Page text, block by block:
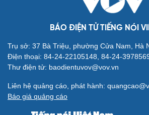
BÁO ĐIỆN TỬ TIẾNG NÓI
Trụ sở: 37 Bà Triệu, phường Cửa Nam, Hà
Điện thoại: 84-24-22105148, 84-24-
Thư điện tử: baodientuvov@vov.vn
Liên hệ quảng cáo, phát hành:
Báo giá quảng cáo